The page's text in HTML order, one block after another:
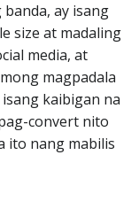
banda, ay isang
size at madaling
media, at
magpadala
kaibigan na
convert nito
ito nang mabilis